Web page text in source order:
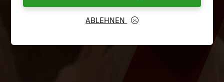
ABLEHNEN